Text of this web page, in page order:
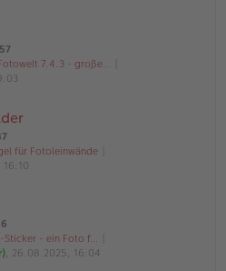
7.4.3 - große…
für Fotoleinwände
Sticker - ein Foto f…
, 26.08.2025, 16:04